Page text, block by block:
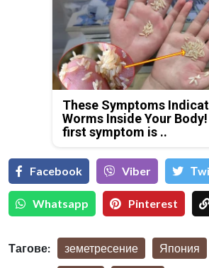
These Symptoms
Worms Inside Your
first symptom is ..
Facebook Viber
Whatsapp Pinterest
Тагове: земетресение Япония